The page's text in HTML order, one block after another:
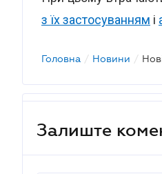
з їх застосуванням і
Головна / Новини /
Залиште